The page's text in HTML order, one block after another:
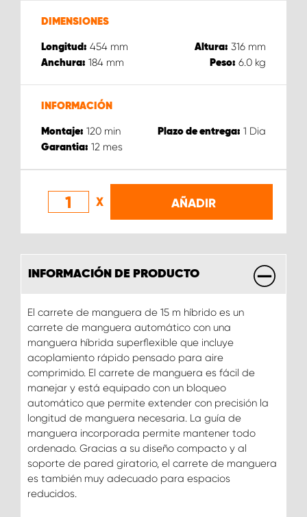
DIMENSIONES
Longitud: 454 mm Altura: 316 mm
Anchura: 184 mm Peso: 6.0 kg
INFORMACIÓN
Montaje: 120 min Plazo de entrega: 1 Dia
Garantia: 12 mes
X AÑADIR
INFORMACIÓN DE PRODUCTO
El carrete de manguera de 15 m híbrido es un
carrete de manguera automático con una
manguera híbrida superflexible que incluye
acoplamiento rápido pensado para aire
comprimido. El carrete de manguera es fácil de
manejar y está equipado con un bloqueo
automático que permite extender con precisión la
longitud de manguera necesaria. La guía de
manguera incorporada permite mantener todo
ordenado. Gracias a su diseño compacto y al
soporte de pared giratorio, el carrete de manguera
es también muy adecuado para espacios
reducidos.